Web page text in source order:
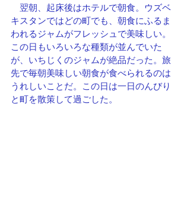
翌朝、起床後はホテルで朝食。ウズベ
キスタンではどの町でも、朝食にふるま
われるジャムがフレッシュで美味しい。
この日もいろいろな種類が並んでいた
が、いちじくのジャムが絶品だった。旅
先で毎朝美味しい朝食が食べられるのは
うれしいことだ。この日は一日のんびり
と町を散策して過ごした。